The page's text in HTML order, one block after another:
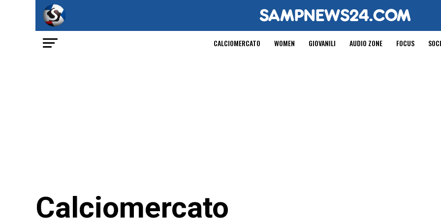
CALCIOMERCATO WOMEN GIOVANILI AUDIO ZONE FOCUS
Calciomercato